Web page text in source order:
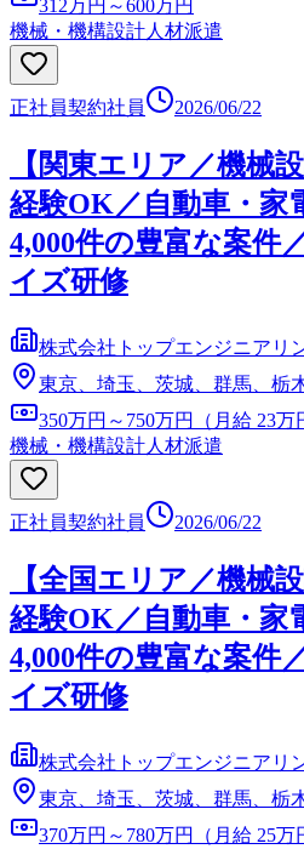
312万円～600万円
機械・機構設計人材派遣
正社員契約社員 2026/06/22
【関東エリア／機械
経験OK／自動車・家
4,000件の豊富な案件
イズ研修
株式会社トップエンジニアリ
東京、埼玉、茨城、群馬、栃
350万円～750万円（月給 23万
機械・機構設計人材派遣
正社員契約社員 2026/06/22
【全国エリア／機械
経験OK／自動車・家
4,000件の豊富な案件
イズ研修
株式会社トップエンジニアリ
東京、埼玉、茨城、群馬、栃
370万円～780万円（月給 25万